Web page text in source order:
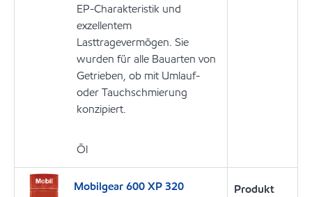
EP-Charakteristik und
exzellentem
Lasttragevermögen. Sie
wurden für alle Bauarten von
Getrieben, ob mit Umlauf-
oder Tauchschmierung
konzipiert.
Öl
Mobilgear 600 XP 320
Produkt